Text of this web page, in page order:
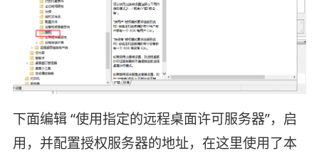
下面编辑 “使用指定的远程桌面许可服务器”，启
用，并配置授权服务器的地址，在这里使用了本